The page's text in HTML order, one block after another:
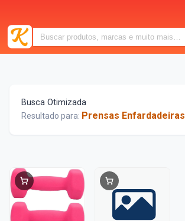
Busca Otimizada
Resultado para: Prensas Enfardadeiras